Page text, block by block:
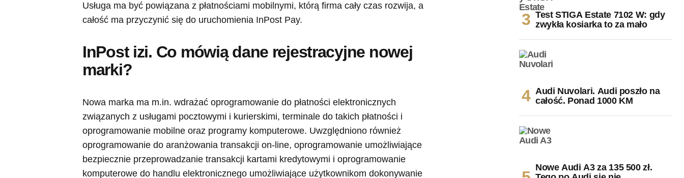
Usługa ma być powiązana z płatnościami mobilnymi, którą firma cały czas rozwija, a
całość ma przyczynić się do uruchomienia InPost Pay.
InPost izi. Co mówią dane rejestracyjne nowej
marki?
Nowa marka ma m.in. wdrażać oprogramowanie do płatności elektronicznych
związanych z usługami pocztowymi i kurierskimi, terminale do takich płatności i
oprogramowanie mobilne oraz programy komputerowe. Uwzględniono również
oprogramowanie do aranżowania transakcji on-line, oprogramowanie umożliwiające
bezpiecznie przeprowadzanie transakcji kartami kredytowymi i oprogramowanie
komputerowe do handlu elektronicznego umożliwiające użytkownikom dokonywanie
Test STIGA Estate 7102 W: gdy
zwykła kosiarka to za mało
Audi Nuvolari. Audi poszło na
całość. Ponad 1000 KM
Nowe Audi A3 za 135 500 zł.